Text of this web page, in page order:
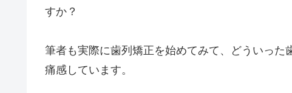
40代で始めたので、いわゆる大人の歯列矯正です。